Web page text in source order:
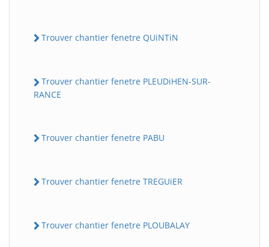
Trouver chantier fenetre QUiNTiN
Trouver chantier fenetre PLEUDiHEN-SUR-
RANCE
Trouver chantier fenetre PABU
Trouver chantier fenetre TREGUiER
Trouver chantier fenetre PLOUBALAY